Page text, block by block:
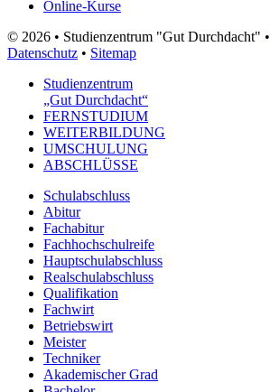
Online-Kurse
© 2026 • Studienzentrum "Gut Durchdacht" •
Datenschutz • Sitemap
Studienzentrum
„Gut Durchdacht“
FERNSTUDIUM
WEITERBILDUNG
UMSCHULUNG
ABSCHLÜSSE
Schulabschluss
Abitur
Fachabitur
Fachhochschulreife
Hauptschulabschluss
Realschulabschluss
Qualifikation
Fachwirt
Betriebswirt
Meister
Techniker
Akademischer Grad